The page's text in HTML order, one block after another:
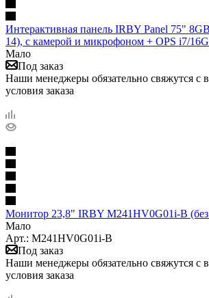
Интерактивная панель IRBY Panel 75"
14), c камерой и микрофоном + OPS i7/
Мало
Под заказ
Наши менеджеры обязательно свяжутся с
условия заказа
Монитор 23,8" IRBY M241HV0G01i-B
Мало
Арт.: M241HV0G01i-B
Под заказ
Наши менеджеры обязательно свяжутся с
условия заказа